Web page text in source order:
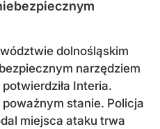
dolnośląskim
narzędziem
Interia.
poważnym stanie. Policja
miejsca ataku trwa